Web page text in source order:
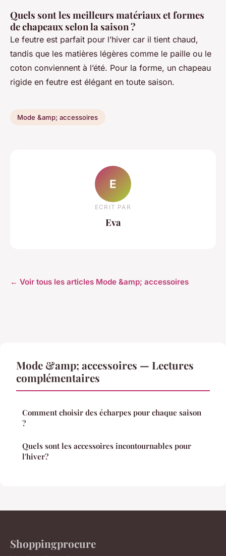
Quels sont les meilleurs matériaux et formes
de chapeaux selon la saison ?
Le feutre est parfait pour l’hiver car il tient chaud,
tandis que les matières légères comme le paille ou le
coton conviennent à l’été. Pour la forme, un chapeau
rigide en feutre est élégant en toute saison.
Mode &amp; accessoires
E
ECRIT PAR
Eva
← Voir tous les articles Mode &amp; accessoires
Mode &amp; accessoires — Lectures
complémentaires
Comment choisir des écharpes pour chaque saison
?
Quels sont les accessoires incontournables pour
l'hiver?
Shoppingprocure